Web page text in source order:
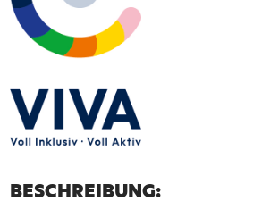
BESCHREIBUNG: